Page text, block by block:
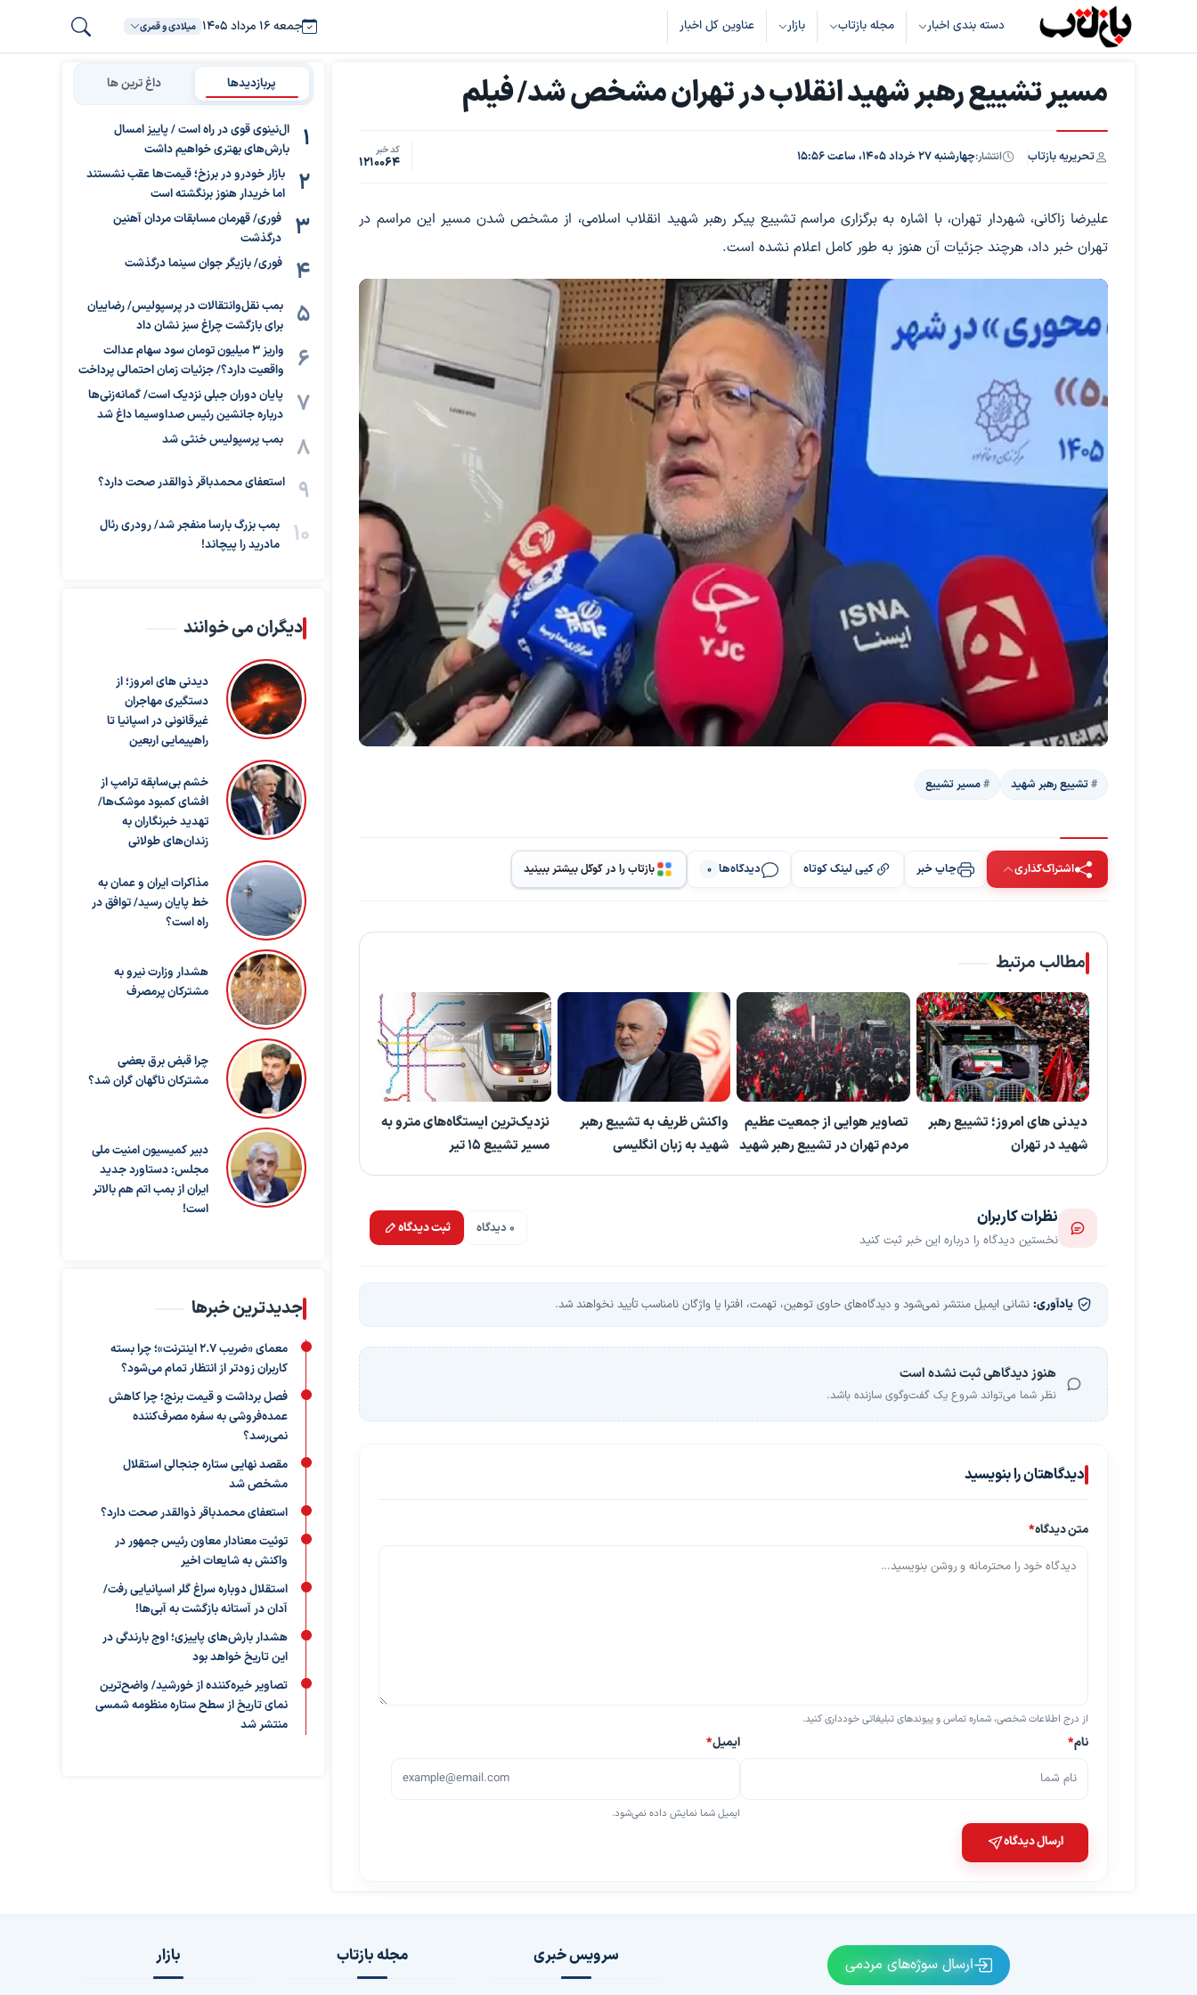
دسته بندی اخبار مجله بازتاب بازار عناوین کل اخبار جمعه ۱۶ مرداد ۱۴۰۵ میلادی و قمری
مسیر تشییع رهبر شهید انقلاب در تهران مشخص شد/ فیلم
تحریریه بازتاب انتشار:چهارشنبه ۲۷ خرداد ۱۴۰۵، ساعت ۱۵:۵۶ کد خبر
1210064
علیرضا زاکانی، شهردار تهران، با اشاره به برگزاری مراسم تشییع پیکر رهبر شهید انقلاب اسلامی، از مشخص شدن مسیر این مراسم در
تهران خبر داد، هرچند جزئیات آن هنوز به طور کامل اعلام نشده است.
تشییع رهبر شهید مسیر تشییع
اشتراک‌گذاری چاپ خبر کپی لینک کوتاه دیدگاه‌ها 0 بازتاب را در گوگل بیشتر ببینید
مطالب مرتبط
دیدنی های امروز؛ تشییع رهبر
شهید در تهران
تصاویر هوایی از جمعیت عظیم
مردم تهران در تشییع رهبر شهید
واکنش ظریف به تشییع رهبر
شهید به زبان انگلیسی
نزدیک‌ترین ایستگاه‌های مترو به
مسیر تشییع ۱۵ تیر
نظرات کاربران
نخستین دیدگاه را درباره این خبر ثبت کنید
0 دیدگاه ثبت دیدگاه
یادآوری: نشانی ایمیل منتشر نمی‌شود و دیدگاه‌های حاوی توهین، تهمت، افترا یا واژگان نامناسب تأیید نخواهند شد.
هنوز دیدگاهی ثبت نشده است
نظر شما می‌تواند شروع یک گفت‌وگوی سازنده باشد.
دیدگاهتان را بنویسید
متن دیدگاه*
از درج اطلاعات شخصی، شماره تماس و پیوندهای تبلیغاتی خودداری کنید.
نام* ایمیل*
ایمیل شما نمایش داده نمی‌شود.
ارسال دیدگاه
پربازدیدها داغ ترین ها
ال‌نینوی قوی در راه است / پاییز امسال
بارش‌های بهتری خواهیم داشت
بازار خودرو در برزخ؛ قیمت‌ها عقب نشستند
اما خریدار هنوز برنگشته است
فوری/ قهرمان مسابقات مردان آهنین
درگذشت
فوری/ بازیگر جوان سینما درگذشت
بمب نقل‌وانتقالات در پرسپولیس/ رضاییان
برای بازگشت چراغ سبز نشان داد
واریز ۳ میلیون تومان سود سهام عدالت
واقعیت دارد؟/ جزئیات زمان احتمالی پرداخت
پایان دوران جبلی نزدیک است/ گمانه‌زنی‌ها
درباره جانشین رئیس صداوسیما داغ شد
بمب پرسپولیس خنثی شد
استعفای محمدباقر ذوالقدر صحت دارد؟
بمب بزرگ بارسا منفجر شد/ رودری رئال
مادرید را پیچاند!
دیگران می خوانند
دیدنی های امروز؛ از
دستگیری مهاجران
غیرقانونی در اسپانیا تا
راهپیمایی اربعین
خشم بی‌سابقه ترامپ از
افشای کمبود موشک‌ها/
تهدید خبرنگاران به
زندان‌های طولانی
مذاکرات ایران و عمان به
خط پایان رسید/ توافق در
راه است؟
هشدار وزارت نیرو به
مشترکان پرمصرف
چرا قبض برق بعضی
مشترکان ناگهان گران شد؟
دبیر کمیسیون امنیت ملی
مجلس: دستاورد جدید
ایران از بمب اتم هم بالاتر
است!
جدیدترین خبرها
معمای «ضریب ۲.۷ اینترنت»؛ چرا بسته
کاربران زودتر از انتظار تمام می‌شود؟
فصل برداشت و قیمت برنج؛ چرا کاهش
عمده‌فروشی به سفره مصرف‌کننده
نمی‌رسد؟
مقصد نهایی ستاره جنجالی استقلال
مشخص شد
استعفای محمدباقر ذوالقدر صحت دارد؟
توئیت معنادار معاون رئیس جمهور در
واکنش به شایعات اخیر
استقلال دوباره سراغ گلر اسپانیایی رفت/
آدان در آستانه بازگشت به آبی‌ها!
هشدار بارش‌های پاییزی؛ اوج بارندگی در
این تاریخ خواهد بود
تصاویر خیره‌کننده از خورشید/ واضح‌ترین
نمای تاریخ از سطح ستاره منظومه شمسی
منتشر شد
ارسال سوژه‌های مردمی سرویس خبری مجله بازتاب بازار